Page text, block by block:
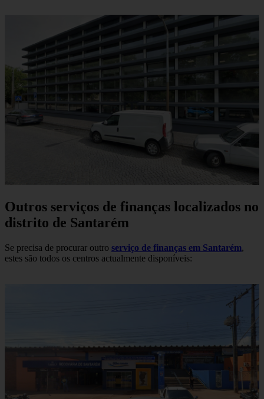
Outros serviços de finanças localizados no
distrito de Santarém
Se precisa de procurar outro serviço de finanças em Santarém,
estes são todos os centros actualmente disponíveis: